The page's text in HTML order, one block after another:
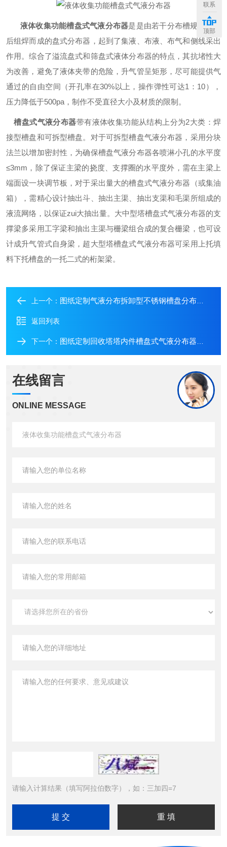
液体收集功能槽盘式气液分布器是是由若干分布槽规格排列
后组焊而成的盘式分布器，起到了集液、布液、布气和侧线采出
作用。综合了溢流盘式和筛盘式液体分布器的特点，其抗堵性大
为改善，避免了液体夹带的危险，升气管呈矩形，尽可能提供气
通过的自由空间（开孔率在30%以上，操作弹性可达1：10），
压力降低于500pa，制作不受直径大小及材质的限制。
槽盘式气液分布器带有液体收集功能从结构上分为2大类：焊
接型槽盘和可拆型槽盘。对于可拆型槽盘气液分布器，采用分块
法兰以增加密封性，为确保槽盘气液分布器各喷淋小孔的水平度
≤3mm，除了保证主梁的挠度、支撑圈的水平度外，需在主梁上
端面设一块调节板，对于采出量大的槽盘式气液分布器（或集油
箱），需精心设计抽出斗、抽出主渠、抽出支渠和毛渠所组成的
液流网络，以保证zui大抽出量。大中型塔槽盘式气液分布器的支
撑梁多采用工字梁和抽出主渠与栅梁组合成的复合栅梁，也可设
计成升气管式自身梁，超大型塔槽盘式气液分布器可采用上托填
料下托槽盘的一托二式的桁架梁。
上一个： 图纸定制气液分布拆卸型不锈钢槽盘分布器产品
返回列表
下一个： 图纸定制回收塔塔内件槽盘式气液分布器带有液体收集
在线留言
ONLINE MESSAGE
请输入计算结果（填写阿拉伯数字），如：三加四=7
联系
顶部